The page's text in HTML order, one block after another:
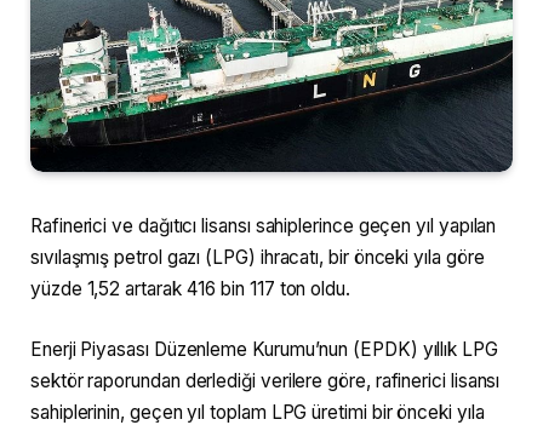
Rafinerici ve dağıtıcı lisansı sahiplerince geçen yıl yapılan
sıvılaşmış petrol gazı (LPG) ihracatı, bir önceki yıla göre
yüzde 1,52 artarak 416 bin 117 ton oldu.
Enerji Piyasası Düzenleme Kurumu’nun (EPDK) yıllık LPG
sektör raporundan derlediği verilere göre, rafinerici lisansı
sahiplerinin, geçen yıl toplam LPG üretimi bir önceki yıla